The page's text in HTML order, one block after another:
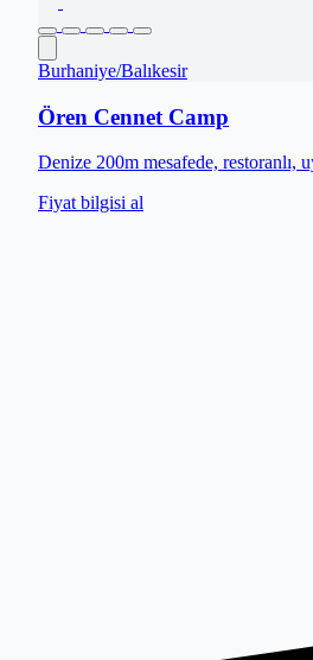
Burhaniye/Balıkesir
Ören Cennet Camp
Denize 200m mesafede, restoranlı,
Fiyat bilgisi al